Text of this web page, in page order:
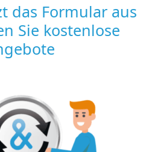
das Formular aus
Sie kostenlose